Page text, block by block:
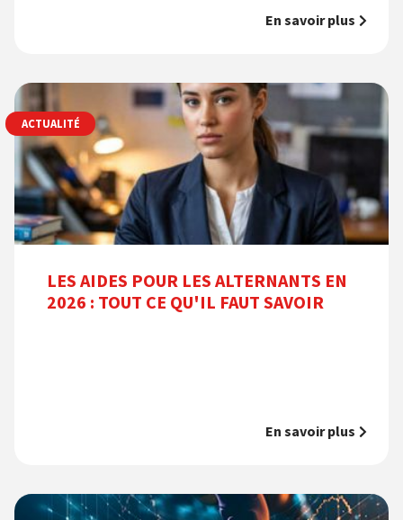
En savoir plus
LES AIDES POUR LES ALTERNANTS EN
2026 : TOUT CE QU'IL FAUT SAVOIR
En savoir plus
ACTUALITÉ